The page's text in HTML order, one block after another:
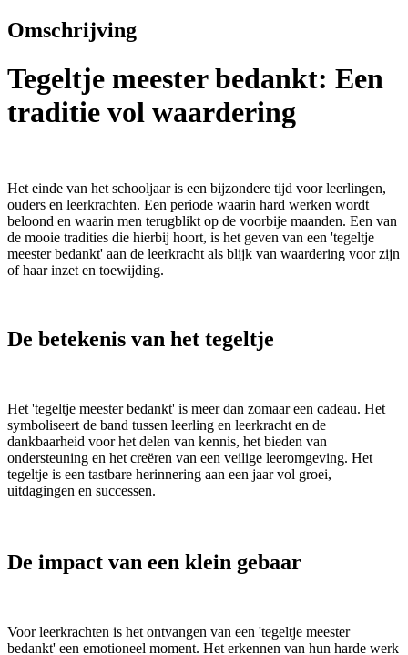
Omschrijving
Tegeltje meester bedankt: Een
traditie vol waardering
Het einde van het schooljaar is een bijzondere tijd voor leerlingen,
ouders en leerkrachten. Een periode waarin hard werken wordt
beloond en waarin men terugblikt op de voorbije maanden. Een van
de mooie tradities die hierbij hoort, is het geven van een 'tegeltje
meester bedankt' aan de leerkracht als blijk van waardering voor zijn
of haar inzet en toewijding.
De betekenis van het tegeltje
Het 'tegeltje meester bedankt' is meer dan zomaar een cadeau. Het
symboliseert de band tussen leerling en leerkracht en de
dankbaarheid voor het delen van kennis, het bieden van
ondersteuning en het creëren van een veilige leeromgeving. Het
tegeltje is een tastbare herinnering aan een jaar vol groei,
uitdagingen en successen.
De impact van een klein gebaar
Voor leerkrachten is het ontvangen van een 'tegeltje meester
bedankt' een emotioneel moment. Het erkennen van hun harde werk